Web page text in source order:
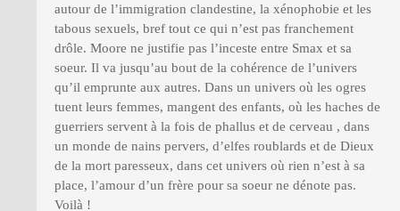
autour de l’immigration clandestine, la xénophobie et les
tabous sexuels, bref tout ce qui n’est pas franchement
drôle. Moore ne justifie pas l’inceste entre Smax et sa
soeur. Il va jusqu’au bout de la cohérence de l’univers
qu’il emprunte aux autres. Dans un univers où les ogres
tuent leurs femmes, mangent des enfants, où les haches de
guerriers servent à la fois de phallus et de cerveau , dans
un monde de nains pervers, d’elfes roublards et de Dieux
de la mort paresseux, dans cet univers où rien n’est à sa
place, l’amour d’un frère pour sa soeur ne dénote pas.
Voilà !